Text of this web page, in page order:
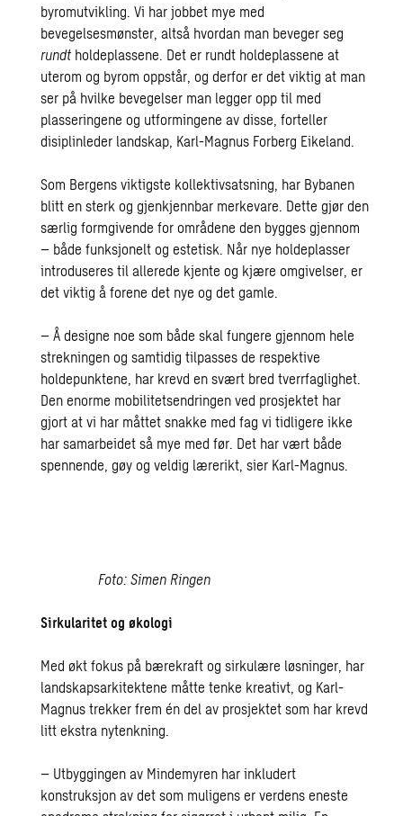
byromutvikling. Vi har jobbet mye med
bevegelsesmønster, altså hvordan man beveger seg
rundt holdeplassene. Det er rundt holdeplassene at
uterom og byrom oppstår, og derfor er det viktig at man
ser på hvilke bevegelser man legger opp til med
plasseringene og utformingene av disse, forteller
disiplinleder landskap, Karl-Magnus Forberg Eikeland.
Som Bergens viktigste kollektivsatsning, har Bybanen
blitt en sterk og gjenkjennbar merkevare. Dette gjør den
særlig formgivende for områdene den bygges gjennom
– både funksjonelt og estetisk. Når nye holdeplasser
introduseres til allerede kjente og kjære omgivelser, er
det viktig å forene det nye og det gamle.
– Å designe noe som både skal fungere gjennom hele
strekningen og samtidig tilpasses de respektive
holdepunktene, har krevd en svært bred tverrfaglighet.
Den enorme mobilitetsendringen ved prosjektet har
gjort at vi har måttet snakke med fag vi tidligere ikke
har samarbeidet så mye med før. Det har vært både
spennende, gøy og veldig lærerikt, sier Karl-Magnus.
Foto: Simen Ringen
Sirkularitet og økologi
Medøkt fokus på bærekraft og sirkulære løsninger, har
landskapsarkitektene måtte tenke kreativt, og Karl-
Magnus trekker fremén del av prosjektet som har krevd
litt ekstra nytenkning.
– Utbyggingen av Mindemyren har inkludert
konstruksjon av det som muligens er verdens eneste